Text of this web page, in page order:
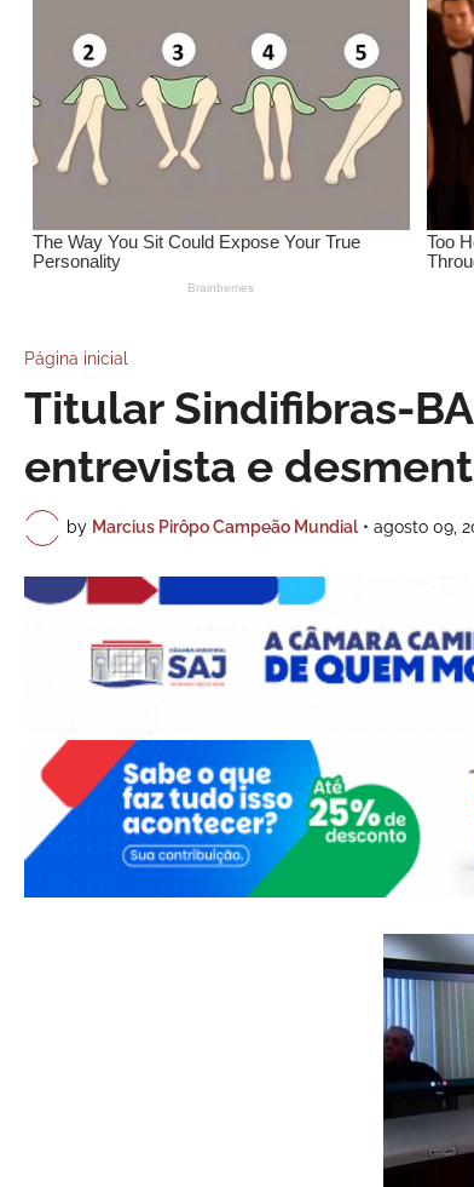
Página inicial
Titular Sindifibras-
entrevista e
by Marcius Pirôpo Campeão Mundial • agosto 09,